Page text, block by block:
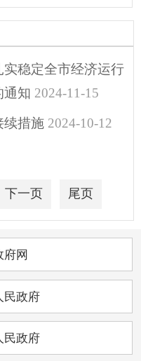
工作部署
行政执法公示
涉企行政检查公示专
栏
行政许可
政府采购
重大建设项目
突发公共事件
人大代表建议
政协委员提案
决策预公开
政府公报
稳定全市经济运行
通知 2024-11-15
续措施 2024-10-12
下一页 尾页
府网
民政府
民政府